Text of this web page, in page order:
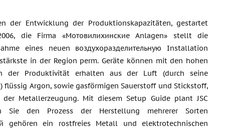
der Entwicklung der Produktionskapazitäten, gestartet
die Firma «Мотовилихинские Anlagen» stellt die
eines neuen воздухоразделительную Installation
stärkste in der Region perm. Geräte können mit den hohen
der Produktivität erhalten aus der Luft (durch seine
flüssig Argon, sowie gasförmigen Sauerstoff und Stickstoff,
Metallerzeugung. Mit diesem Setup Guide plant JSC
Sie den Prozess der Herstellung mehrerer Sorten
gehören ein rostfreies Metall und elektrotechnischen